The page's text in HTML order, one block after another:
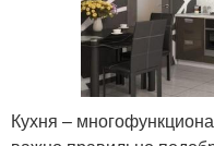
Кухня –